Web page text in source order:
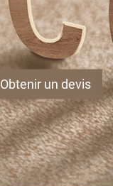
Obtenir un devis